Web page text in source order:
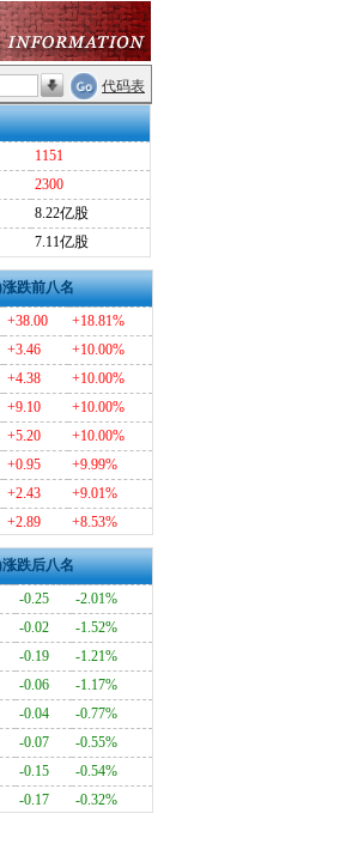
代码表
1151
2300
8.22亿股
7.11亿股
跌前八名
+38.00
+18.81%
+3.46
+10.00%
+4.38
+10.00%
+9.10
+10.00%
+5.20
+10.00%
+0.95
+9.99%
+2.43
+9.01%
+2.89 +8.53%
跌后八名
-0.25
-2.01%
-0.02
-1.52%
-0.19
-1.21%
-0.06
-1.17%
-0.04
-0.77%
-0.07
-0.55%
-0.15
-0.54%
-0.17 -0.32%